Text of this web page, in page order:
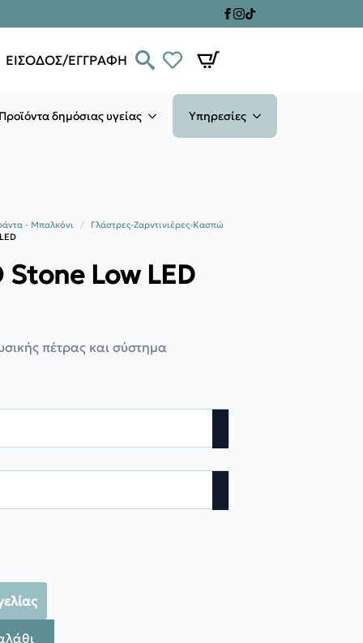
ΕΙΣΟΔΟΣ/ΕΓΓΡΑΦΗ
δημόσιας υγείας Υπηρεσίες
- Μπαλκόνι
Γλάστρες-Ζαρντινιέρες-Κασπώ
Stone Low LED
πέτρας και σύστημα